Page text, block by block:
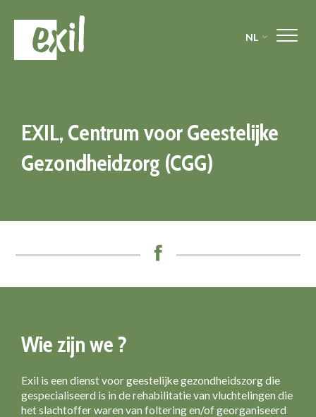
NL
EXIL, Centrum voorGeestelijke
Gezondheidzorg (CGG)
Wie zijn we ?
Exil is een dienst voor geestelijke gezondheidszorg die
gespecialiseerd is in de rehabilitatie van vluchtelingen die
het slachtoffer waren van foltering en/of georganiseerd